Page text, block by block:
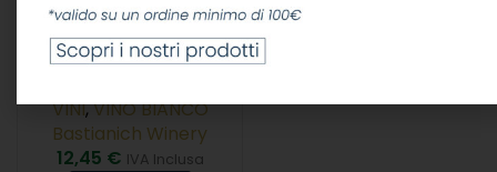
Bastianich “friulano”
Friuli Colli Orientali Doc
2022 Cl.75 13°
VINI,VINO BIANCO
Bastianich Winery
12,45 € IVA Inclusa